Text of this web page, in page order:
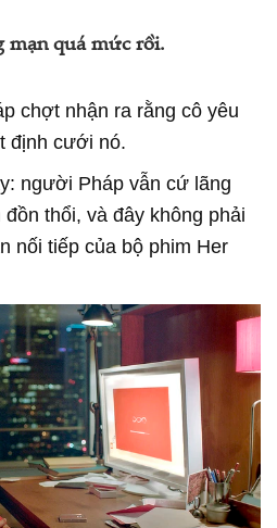
mạn quá mức rồi.
chợt nhận ra rằng cô yêu
định cưới nó.
người Pháp vẫn cứ lãng
thổi, và đây không phải
nối tiếp của bộ phim Her